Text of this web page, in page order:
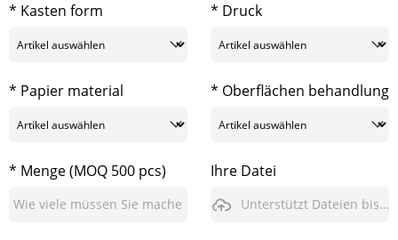
* Kasten form * Druck
* Papier material * Oberflächen behandlung
* Menge (MOQ 500 pcs) Ihre Datei
Unterstützt Dateien bis zu 3GB